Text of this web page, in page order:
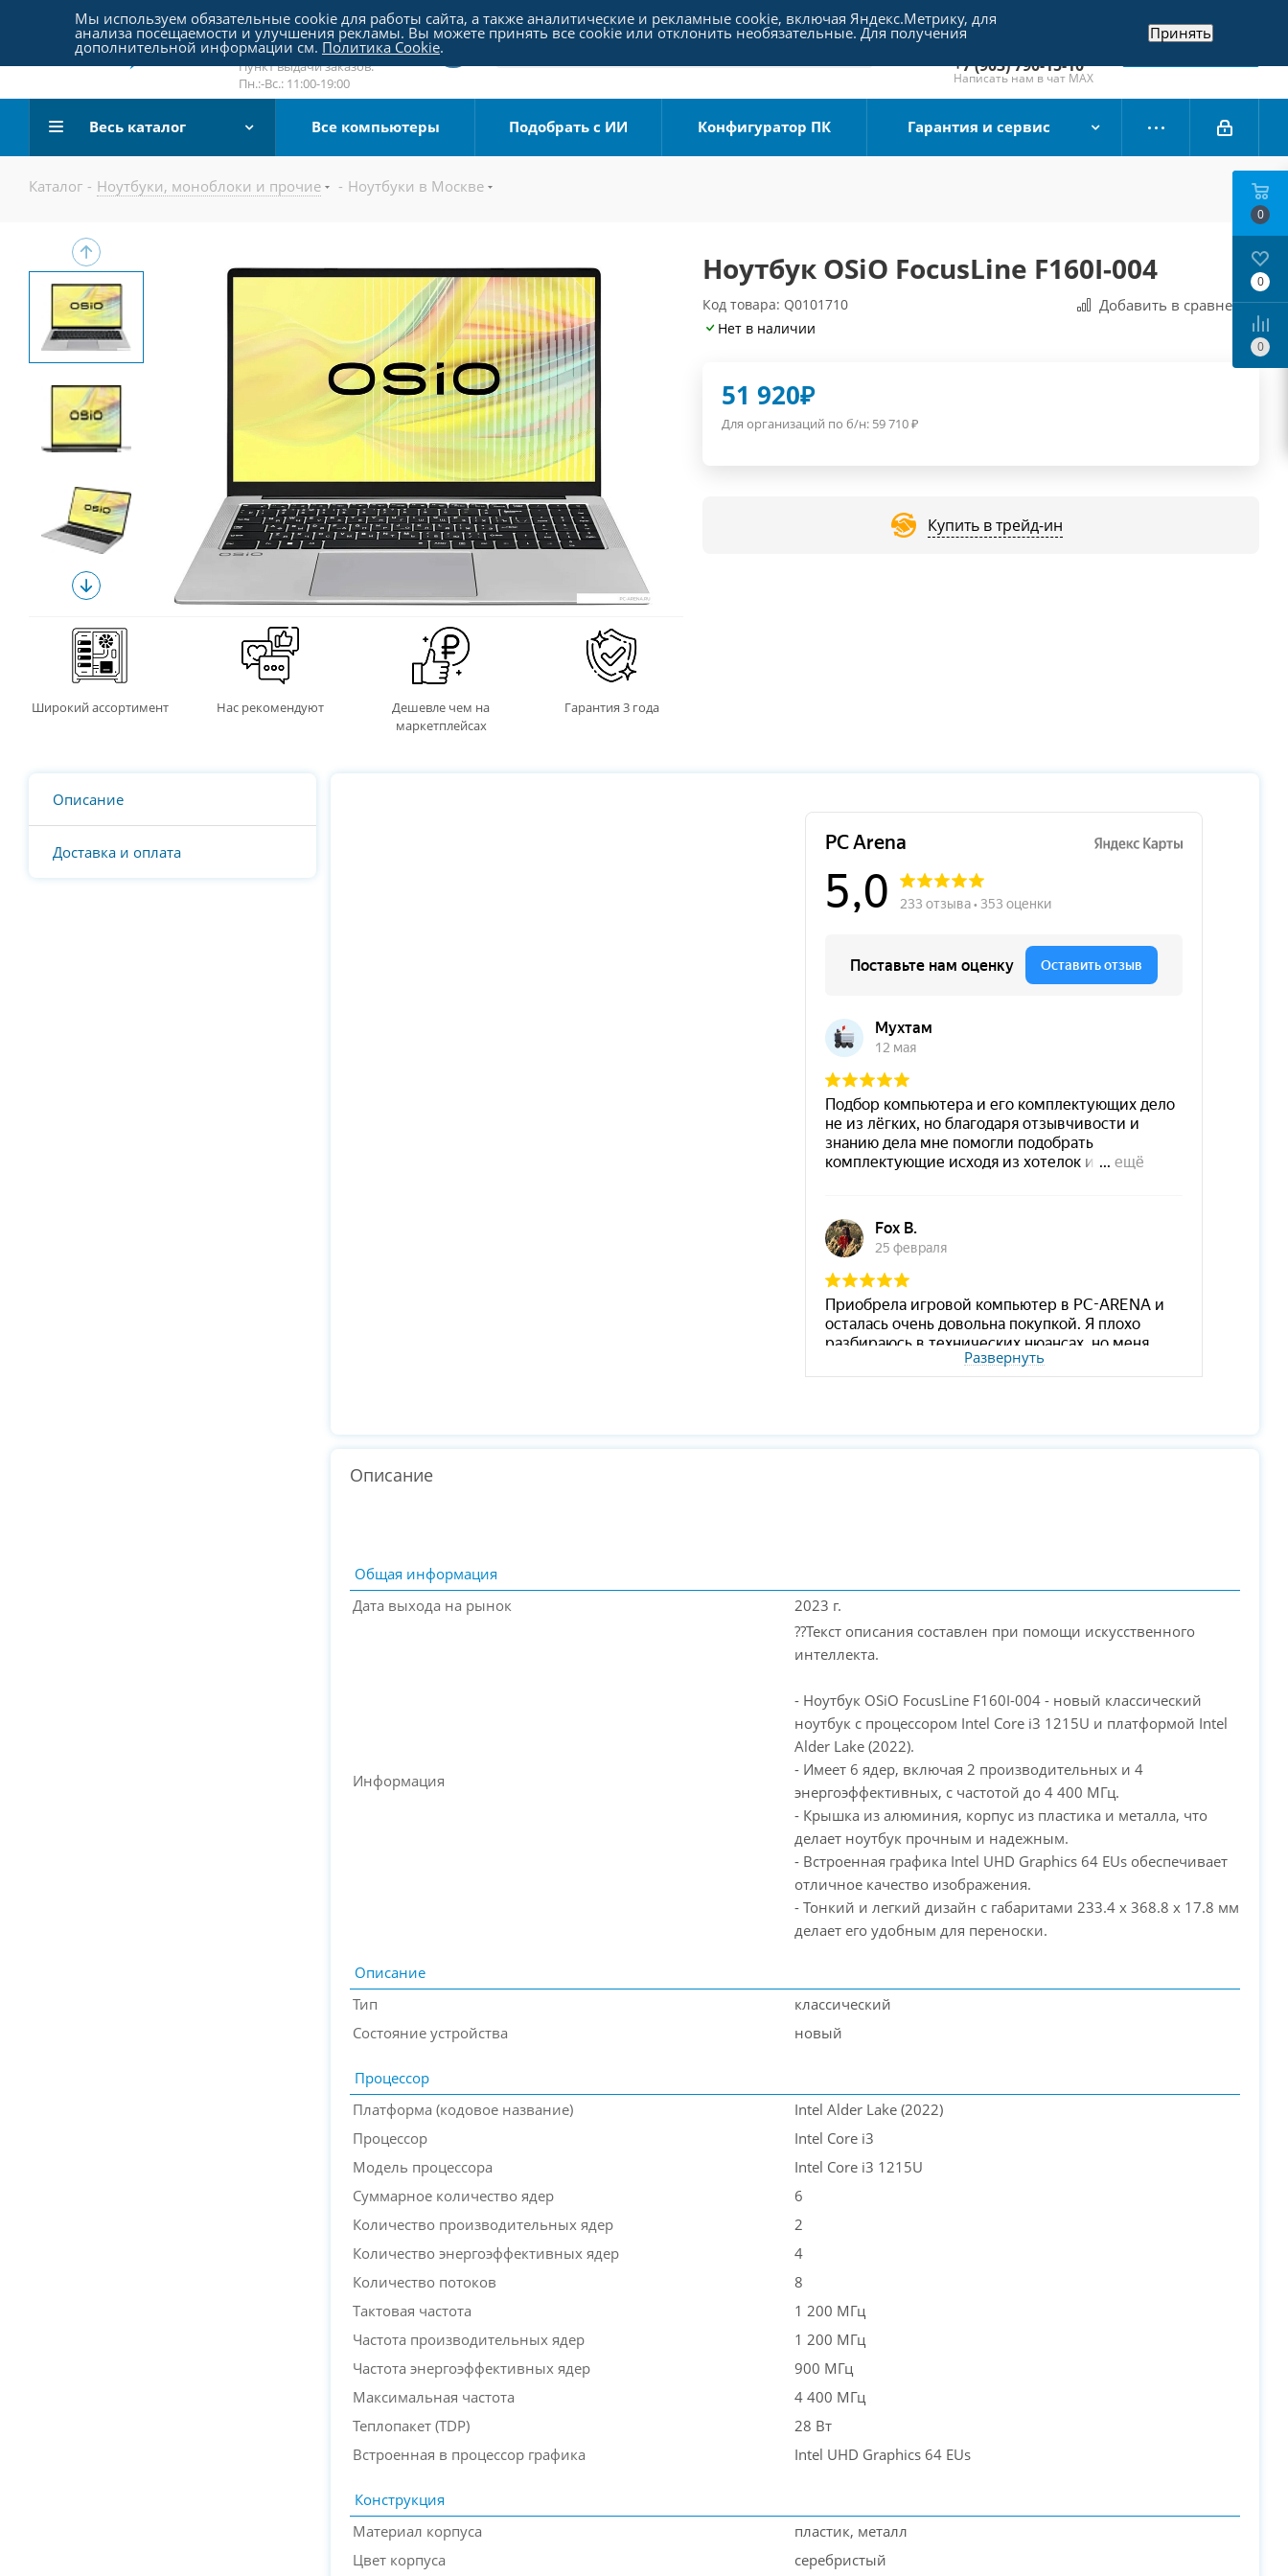
Пятницкое шоссе 18, пав. 267
email:sale@pc-arena.ru
Пн.:-Вс.: 10:00-20:00
Пункт выдачи заказов:
Пн.:-Вс.: 11:00-19:00
+7 (495) 790-15-10
Отдел продаж
+7 (903) 790-15-10
Написать нам в чат MAX
Заказать звонок
Весь каталог Все компьютеры Подобрать с ИИ Конфигуратор ПК Гарантия и сервис
Каталог - Ноутбуки, моноблоки и прочие - Ноутбуки в Москве
Широкий ассортимент Нас рекомендуют
Дешевле чем на
маркетплейсах
Гарантия 3 года
Ноутбук OSiO FocusLine F160I-004
Код товара: Q0101710 Добавить в сравнения
Нет в наличии
51 920₽
Для организаций по б/н: 59 710₽
Купить в трейд-ин
Описание
Доставка и оплата
Развернуть
Описание
Общая информация
Дата выхода на рынок
2023 г.
Информация
??Текст описания составлен при помощи искусственного
интеллекта.
- Ноутбук OSiO FocusLine F160I-004 - новый классический
ноутбук с процессором Intel Core i3 1215U и платформой Intel
Alder Lake (2022).
- Имеет 6 ядер, включая 2 производительных и 4
энергоэффективных, с частотой до 4 400 МГц.
- Крышка из алюминия, корпус из пластика и металла, что
делает ноутбук прочным и надежным.
- Встроенная графика Intel UHD Graphics 64 EUs обеспечивает
отличное качество изображения.
- Тонкий и легкий дизайн с габаритами 233.4 x 368.8 x 17.8 мм
делает его удобным для переноски.
Описание
Тип
классический
Состояние устройства
новый
Процессор
Платформа (кодовое название)
Intel Alder Lake (2022)
Процессор
Intel Core i3
Модель процессора
Intel Core i3 1215U
Суммарное количество ядер
6
Количество производительных ядер
2
Количество энергоэффективных ядер
4
Количество потоков
8
Тактовая частота
1 200 МГц
Частота производительных ядер
1 200 МГц
Частота энергоэффективных ядер
900 МГц
Максимальная частота
4 400 МГц
Теплопакет (TDP)
28 Вт
Встроенная в процессор графика
Intel UHD Graphics 64 EUs
Конструкция
Материал корпуса
пластик, металл
Цвет корпуса
серебристый
0
0
0
Мы используем обязательные cookie для работы сайта, а также аналитические и рекламные cookie, включая Яндекс.Метрику, для
анализа посещаемости и улучшения рекламы. Вы можете принять все cookie или отклонить необязательные. Для получения
дополнительной информации см. Политика Cookie.
Принять